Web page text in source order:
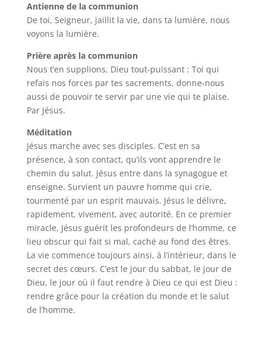
Antienne de la communion
De toi, Seigneur, jaillit la vie, dans ta lumière, nous
voyons la lumière.
Prière après la communion
Nous t’en supplions, Dieu tout-puissant : Toi qui
refais nos forces par tes sacrements, donne-nous
aussi de pouvoir te servir par une vie qui te plaise.
Par Jésus.
Méditation
Jésus marche avec ses disciples. C’est en sa
présence, à son contact, qu’ils vont apprendre le
chemin du salut. Jésus entre dans la synagogue et
enseigne. Survient un pauvre homme qui crie,
tourmenté par un esprit mauvais. Jésus le délivre,
rapidement, vivement, avec autorité. En ce premier
miracle, Jésus guérit les profondeurs de l’homme, ce
lieu obscur qui fait si mal, caché au fond des êtres.
La vie commence toujours ainsi, à l’intérieur, dans le
secret des cœurs. C’est le jour du sabbat, le jour de
Dieu, le jour où il faut rendre à Dieu ce qui est Dieu :
rendre grâce pour la création du monde et le salut
de l’homme.